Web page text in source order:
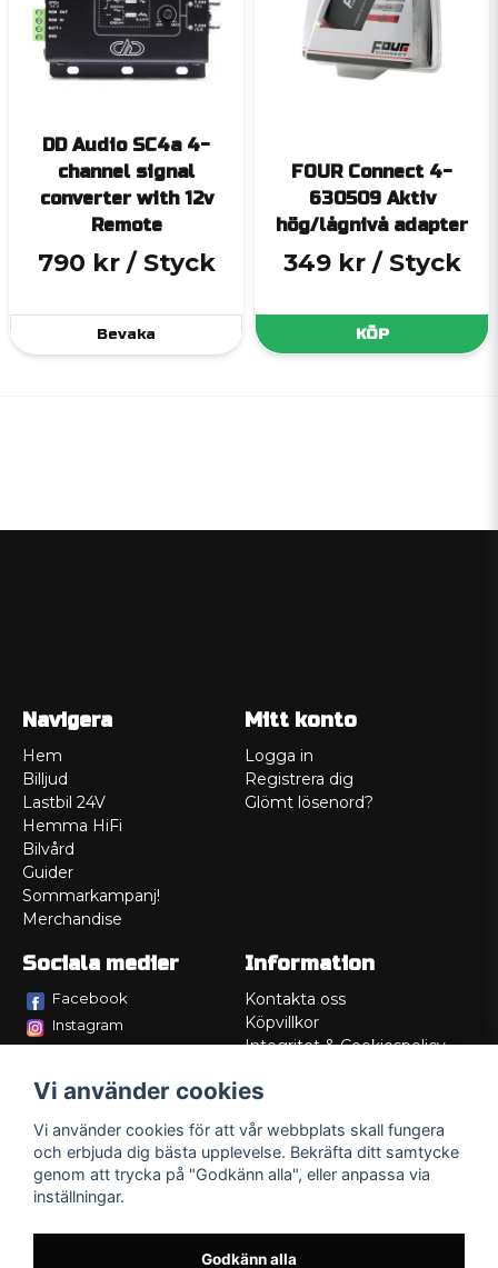
DD Audio SC4a 4-
channel signal
converter with 12v
Remote
790 kr / Styck
Bevaka
FOUR Connect 4-
630509 Aktiv
hög/lågnivå adapter
349 kr / Styck
KÖP
Navigera
Hem
Billjud
Lastbil 24V
Hemma HiFi
Bilvård
Guider
Sommarkampanj!
Merchandise
Mitt konto
Logga in
Registrera dig
Glömt lösenord?
Sociala medier
Facebook
Instagram
Information
Kontakta oss
Köpvillkor
Integritet & Cookiespolicy
Service/Garanti
Lådritning
Om oss
Vi använder cookies
Vi använder cookies för att vår webbplats skall fungera
och erbjuda dig bästa upplevelse. Bekräfta ditt samtycke
genom att trycka på "Godkänn alla", eller anpassa via
inställningar.
Godkänn alla